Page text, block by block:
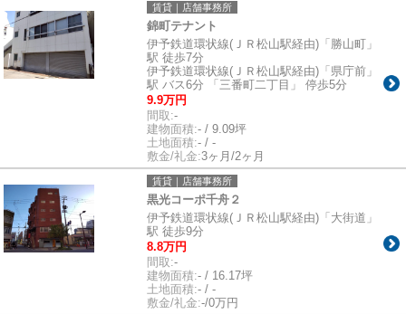
賃貸｜店舗事務所
錦町テナント
伊予鉄道環状線(ＪＲ松山駅経由)「勝山町」
駅 徒歩7分
伊予鉄道環状線(ＪＲ松山駅経由)「県庁前」
駅 バス6分 「三番町二丁目」 停歩5分
9.9万円
間取:-
建物面積:- / 9.09坪
土地面積:- / -
敷金/礼金:3ヶ月/2ヶ月
賃貸｜店舗事務所
黒光コーポ千舟２
伊予鉄道環状線(ＪＲ松山駅経由)「大街道」
駅 徒歩9分
8.8万円
間取:-
建物面積:- / 16.17坪
土地面積:- / -
敷金/礼金:-/0万円